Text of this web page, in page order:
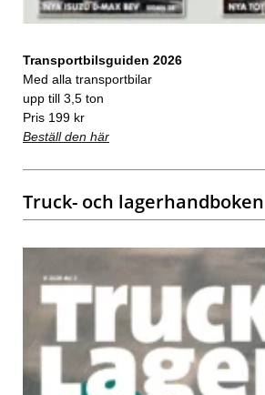
Transportbilsguiden 2026
Med alla transportbilar
upp till 3,5 ton
Pris 199 kr
Beställ den här
Truck- och lagerhandboken